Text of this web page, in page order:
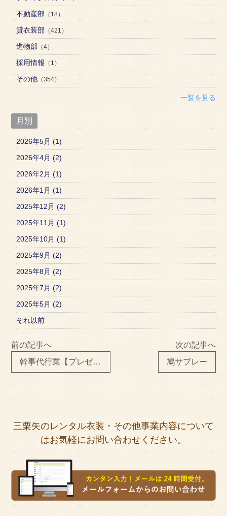
不動産部 （18）
貸衣装部 （421）
進物部 （4）
採用情報 （1）
その他 （354）
一覧を見る
月別
2026年5月 (1)
2026年4月 (2)
2026年2月 (1)
2026年1月 (1)
2025年12月 (2)
2025年11月 (1)
2025年10月 (1)
2025年9月 (2)
2025年8月 (2)
2025年7月 (2)
2025年5月 (2)
それ以前
前の記事へ
幹事代行業【プレゼント】
次の記事へ
鳩サブレー
三栗矢のレンタル衣装・その他事業内容について
はお気軽にお問い合わせください。